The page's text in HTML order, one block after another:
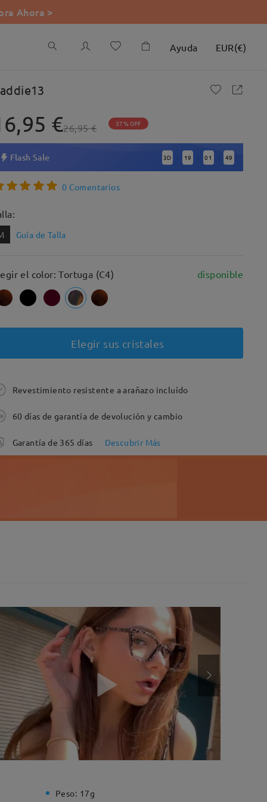
Ahora >
Ayuda EUR(€)
€26,95 € 37% OFF
Flash Sale 3D : 19 : 01 : 47
0 Comentarios
Guía de Talla
el color: Tortuga (C4) disponible
Elegir sus cristales
Revestimiento resistente a arañazo incluído
60 días de garantía de devolución y cambio
Garantía de 365 días Descubrir Más
Peso: 17g